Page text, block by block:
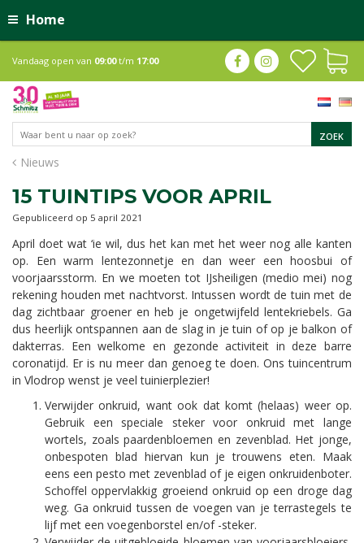
Home
Nieuws
Vandaag open van 09:00t/m 17:00
15 TUINTIPS VOOR APRIL
Gepubliceerd op 5 april 2021
April doet wat ‘ie wil, dus het kan met het weer nog alle kanten
op. Een warm lentezonnetje en dan weer een hoosbui of
voorjaarsstorm. En we moeten tot IJsheiligen (medio mei) nog
rekening houden met nachtvorst. Intussen wordt de tuin met de
dag zichtbaar groener en heb je ongetwijfeld lentekriebels. Ga
dus heerlijk ontspannen aan de slag in je tuin of op je balkon of
dakterras. Een welkome en gezonde activiteit in deze barre
coronatijd. Er is nu meer dan genoeg te doen. Ons tuincentrum
in Vlodrop wenst je veel tuinierplezier!
Verwijder onkruid, want ook dat komt (helaas) weer op.
Gebruik een speciale steker voor onkruid met lange
wortels, zoals paardenbloemen en zevenblad. Het jonge,
onbespoten blad hiervan kun je trouwens eten. Maak
eens een pesto met zevenblad of je eigen onkruidenboter.
Schoffel oppervlakkig groeiend onkruid op een droge dag
weg. Ga onkruid tussen de voegen van je terrastegels te
lijf met een voegenborstel en/of -steker.